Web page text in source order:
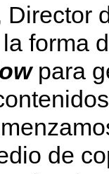
Director
forma
para
de